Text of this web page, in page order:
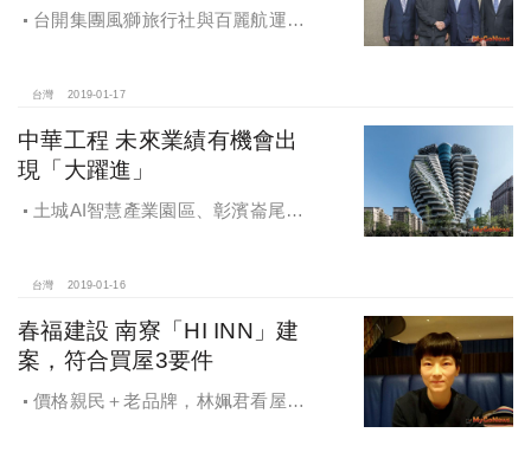
台開集團風獅旅行社與百麗航運共
船開航
台灣 2019-01-17
中華工程 未來業績有機會出
現「大躍進」
土城AI智慧產業園區、彰濱崙尾
台灣 2019-01-16
春福建設 南寮「HI INN」建
案，符合買屋3要件
價格親民＋老品牌，林姵君看屋僅